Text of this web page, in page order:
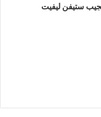
ستيفن ليفيت